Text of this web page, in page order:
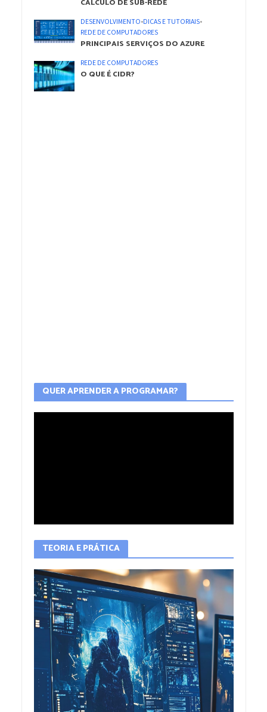
CÁLCULO DE SUB-REDE
DESENVOLVIMENTO•DICAS E TUTORIAIS•
REDE DE COMPUTADORES
PRINCIPAIS SERVIÇOS DO AZURE
REDE DE COMPUTADORES
O QUE É CIDR?
QUER APRENDER A PROGRAMAR?
TEORIA E PRÁTICA